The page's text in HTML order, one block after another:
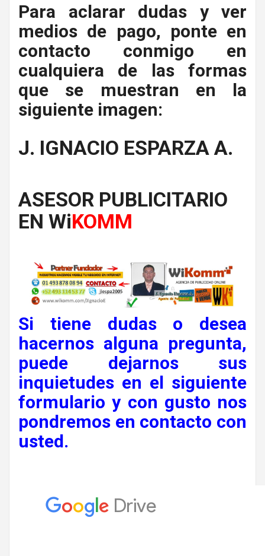
Para aclarar dudas y ver
medios de pago, ponte en
contacto conmigo en
cualquiera de las formas
que se muestran en la
siguiente imagen:
J. IGNACIO ESPARZA A.
ASESOR PUBLICITARIO
EN WiKOMM
Si tiene dudas o desea
hacernos alguna pregunta,
puede dejarnos sus
inquietudes en el siguiente
formulario y con gusto nos
pondremos en contacto con
usted.